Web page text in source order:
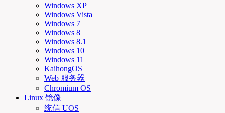
Windows XP
Windows Vista
Windows 7
Windows 8
Windows 8.1
Windows 10
Windows 11
KaihongOS
Web 服务器
Chromium OS
Linux 镜像
统信 UOS